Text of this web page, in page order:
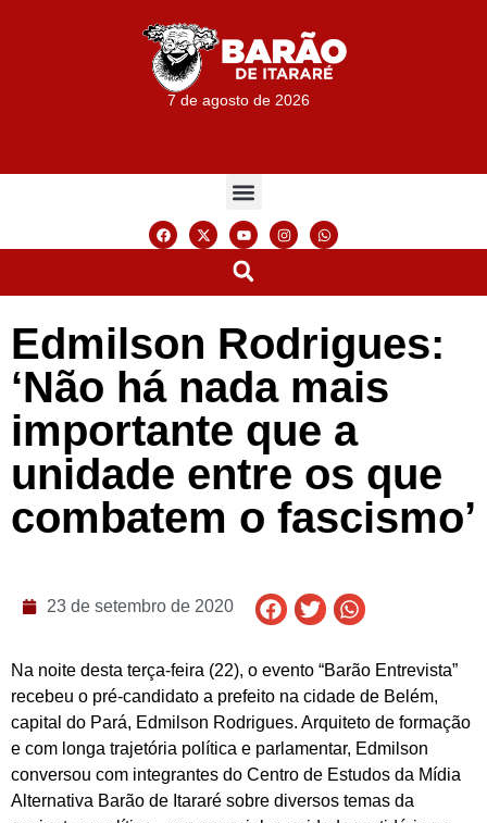
7 de agosto de 2026
Edmilson Rodrigues:
‘Não há nada mais
importante que a
unidade entre os que
combatem o fascismo’
23 de setembro de 2020
Na noite desta terça-feira (22), o evento “Barão Entrevista”
recebeu o pré-candidato a prefeito na cidade de Belém,
capital do Pará, Edmilson Rodrigues. Arquiteto de formação
e com longa trajetória política e parlamentar, Edmilson
conversou com integrantes do Centro de Estudos da Mídia
Alternativa Barão de Itararé sobre diversos temas da